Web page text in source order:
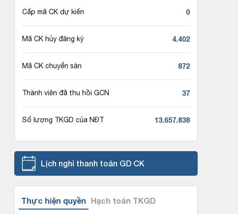
Cấp mã CK dự kiến 0
Mã CK hủy đăng ký 4.402
Mã CK chuyển sàn 872
Thành viên đã thu hồi GCN 37
Số lượng TKGD của NĐT 13.657.838
Lịch nghỉ thanh toán GD CK
Thực hiện quyền Hạch toán TKGD